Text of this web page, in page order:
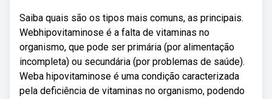
Saiba quais são os tipos mais comuns, as principais.
Webhipovitaminose é a falta de vitaminas no
organismo, que pode ser primária (por alimentação
incompleta) ou secundária (por problemas de saúde).
Weba hipovitaminose é uma condição caracterizada
pela deficiência de vitaminas no organismo, podendo